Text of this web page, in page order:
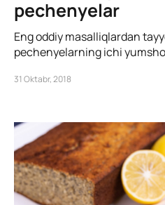
pechenyelar
Eng oddiy masalliqlardan
pechenyelarning ichi
31 Oktabr, 2018